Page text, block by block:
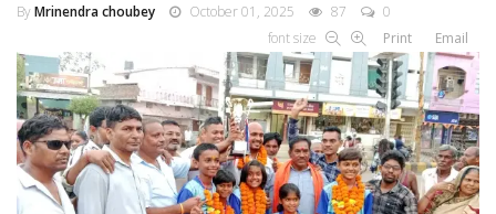
ByMrinendra choubey October 01, 2025 87
0
font size
Print Email